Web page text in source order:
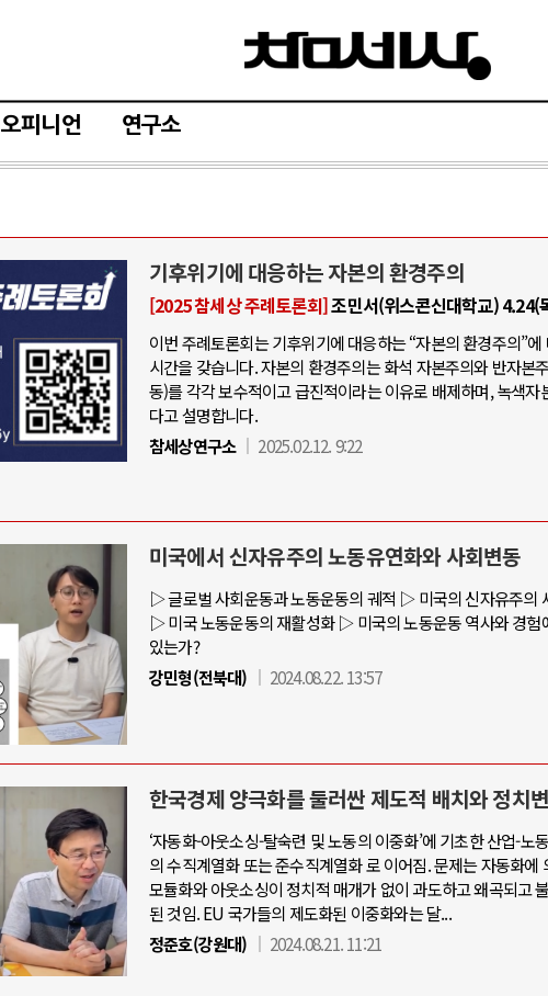
오피니언 연구소
기후위기에 대응하는 자본의 환경주의
[2025 참세상 주례토론회]조민서(위스콘신대학교) 4.24(
이번 주례토론회는 기후위기에 대응하는 “자본의 환경주의”
시간을 갖습니다. 자본의 환경주의는 화석 자본주의와 반자본
동)를 각각 보수적이고 급진적이라는 이유로 배제하며, 녹색자
다고 설명합니다.
참세상연구소
2025.02.12. 9:22
미국에서 신자유주의 노동유연화와 사회변동
▷ 글로벌 사회운동과 노동운동의 궤적 ▷ 미국의 신자유주의
▷ 미국 노동운동의 재활성화 ▷ 미국의 노동운동 역사와 경험
있는가?
강민형(전북대)
2024.08.22. 13:57
한국경제 양극화를 둘러싼 제도적 배치와 정치
‘자동화-아웃소싱-탈숙련 및 노동의 이중화’에 기초한 산업-노
의 수직계열화 또는 준수직계열화 로 이어짐. 문제는 자동화에
모듈화와 아웃소싱이 정치적 매개가 없이 과도하고 왜곡되고
된 것임. EU 국가들의 제도화된 이중화와는 달...
정준호(강원대)
2024.08.21. 11:21
AI와 인간
중국 AI, 저가 공세로 글로벌 토큰 시..
AI 국부펀드 구상 놓고 미국 진보진영 ..
AI 데이터센터 반대 투쟁은 새로운 글로..
AI의 숨은 환경 비용: 데이터센터 확산..
AI는 어떻게 미국 민주주의를 잠식하고 ..
러시아-우크
전쟁의 추상화: 우크라이나
EU·우크라이나 드론 협
나토, 우크라 군사지원
우크라이나, 덴마크, 에스
러·우크라, 대규모 공습 주